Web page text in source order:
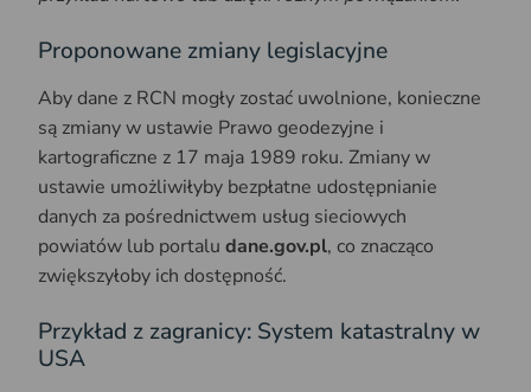
Proponowane zmiany legislacyjne
Aby dane z RCN mogły zostać uwolnione, konieczne
są zmiany w ustawie Prawo geodezyjne i
kartograficzne z 17 maja 1989 roku. Zmiany w
ustawie umożliwiłyby bezpłatne udostępnianie
danych za pośrednictwem usług sieciowych
powiatów lub portalu dane.gov.pl, co znacząco
zwiększyłoby ich dostępność.
Przykład z zagranicy: System katastralny w
USA